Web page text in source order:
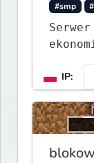
#smp
1.8 -
IP: